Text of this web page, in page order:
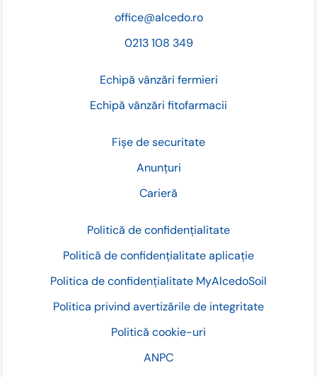
Fișe de securitate
Anunțuri
Carieră
Politică de confidențialitate
Politică de confidențialitate aplicație
Politica de confidențialitate MyAlcedoSoil
Politica privind avertizările de integritate
Politică cookie-uri
ANPC
office@alcedo.ro
0213 108 349
Echipă vânzări fermieri
Echipă vânzări fitofarmacii